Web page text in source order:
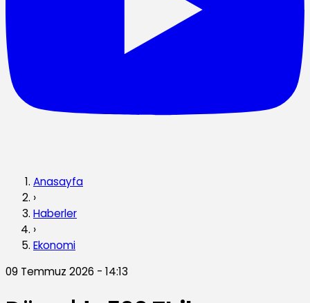
Anasayfa
›
Haberler
›
Ekonomi
09 Temmuz 2026 - 14:13